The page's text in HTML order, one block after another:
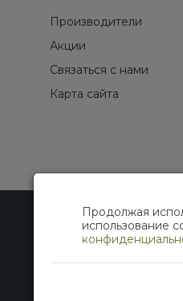
Производители
Акции
Связаться с нами
Карта сайта
Продолжая
использование